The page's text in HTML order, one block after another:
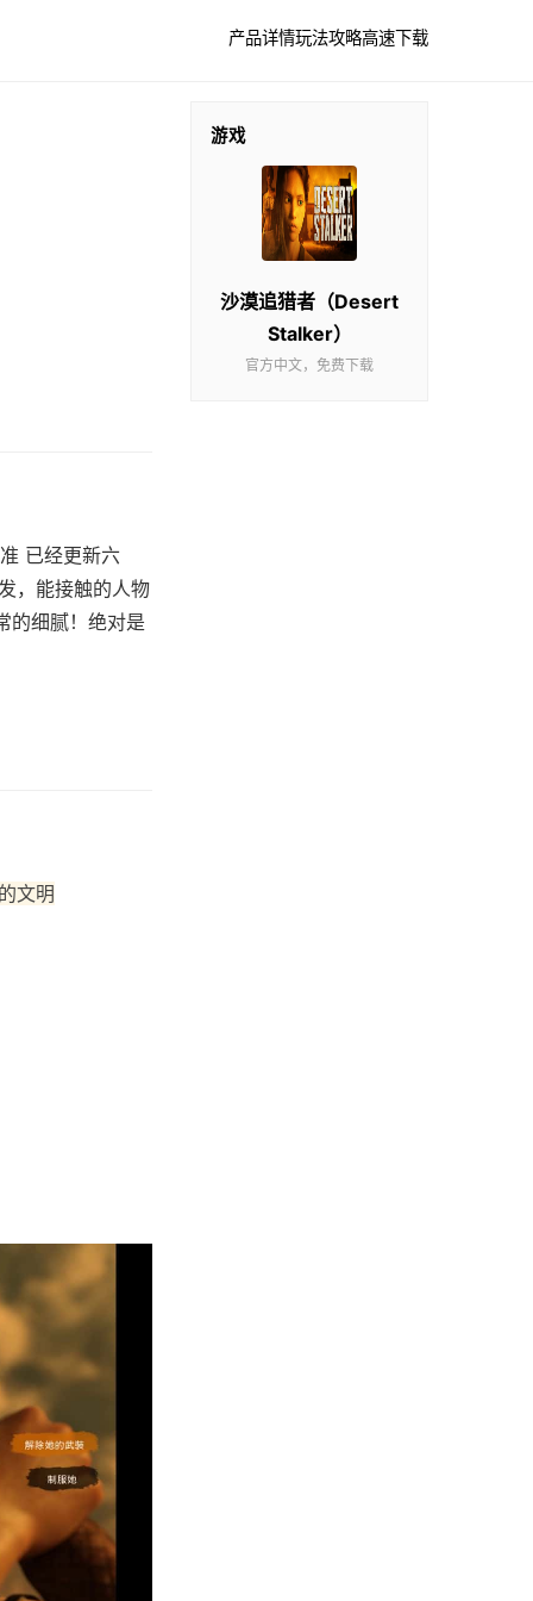
产品详情玩法攻略高速下载
已经更新六
，能接触的人物
的细腻！绝对是
文明
游戏
沙漠追猎者（Desert
Stalker）
官方中文，免费下载